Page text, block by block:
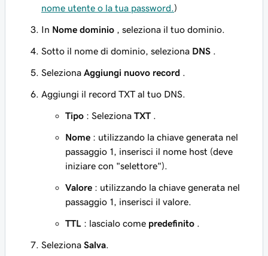
nome utente o la tua password.)
In Nome dominio , seleziona il tuo dominio.
Sotto il nome di dominio, seleziona DNS .
Seleziona Aggiungi nuovo record .
Aggiungi il record TXT al tuo DNS.
Tipo : Seleziona TXT .
Nome : utilizzando la chiave generata nel
passaggio 1, inserisci il nome host (deve
iniziare con "selettore").
Valore : utilizzando la chiave generata nel
passaggio 1, inserisci il valore.
TTL : lascialo come predefinito .
Seleziona Salva.